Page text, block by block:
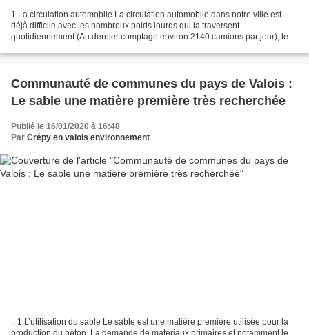
1.La circulation automobile La circulation automobile dans notre ville est
déjà difficile avec les nombreux poids lourds qui la traversent
quotidiennement (Au dernier comptage environ 2140 camions par jour), les
Communauté de communes du pays de Valois :
Le sable une matière première très recherchée
Publié le 16/01/2020 à 16:48
Par Crépy en valois environnement
.. 1.L’utilisation du sable Le sable est une matière première utilisée pour la
production du béton. La demande de matériaux primaires et notamment le